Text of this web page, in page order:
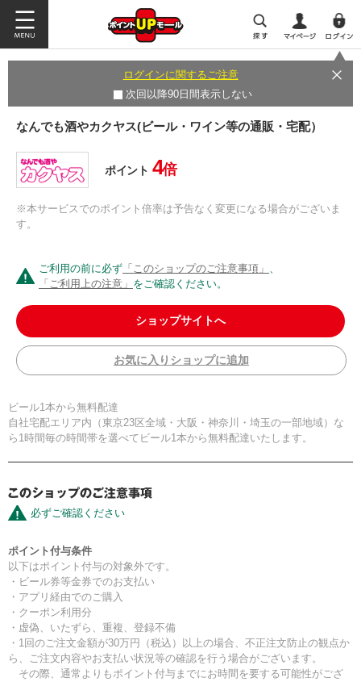
ログインに関するご注意
次回以降90日間表示しない
なんでも酒やカクヤス(ビール・ワイン等の通販・宅配）
ポイント 4倍
※本サービスでのポイント倍率は予告なく変更になる場合がございま
す。
ご利用の前に必ず 「このショップのご注意事項」 、
「ご利用上の注意」 をご確認ください。
ショップサイトへ
お気に入りショップに追加
ビール1本から無料配達
自社宅配エリア内（東京23区全域・大阪・神奈川・埼玉の一部地域）な
ら1時間毎の時間帯を選べてビール1本から無料配達いたします。
必ずご確認ください
ポイント付与条件
以下はポイント付与の対象外です。
・ビール券等金券でのお支払い
・アプリ経由でのご購入
・クーポン利用分
・虚偽、いたずら、重複、登録不備
・1回のご注文金額が30万円（税込）以上の場合、不正注文防止の観点か
ら、ご注文内容やお支払い状況等の確認を行う場合がございます。
その際、通常よりもポイント付与までにお時間を要する可能性がござ